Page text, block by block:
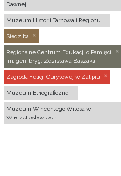
Dawnej
Muzeum Historii Tarnowa i Regionu
Siedziba
Regionalne Centrum Edukacji o Pamięci
im. gen. bryg. Zdzisława Baszaka
Zagroda Felicji Curyłowej w Zalipiu
Muzeum Etnograficzne
Muzeum Wincentego Witosa w
Wierzchosławicach